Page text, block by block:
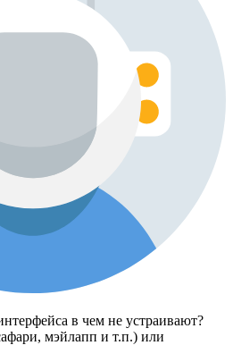
в чем не устраивают?
мэйлапп и т.п.) или